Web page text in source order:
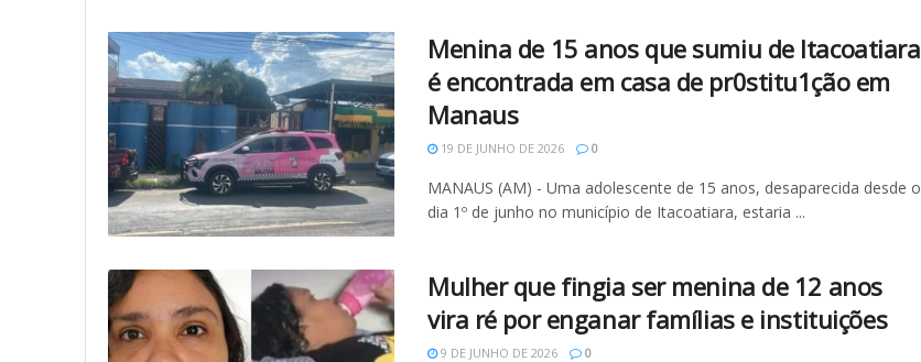
Menina de 15 anos que sumiu de Itacoatiara
é encontrada em casa de pr0stitu1ção em
Manaus
19 DE JUNHO DE 2026 0
MANAUS (AM) - Uma adolescente de 15 anos, desaparecida desde o
dia 1º de junho no município de Itacoatiara, estaria ...
Mulher que fingia ser menina de 12 anos
vira ré por enganar famílias e instituições
9 DE JUNHO DE 2026 0